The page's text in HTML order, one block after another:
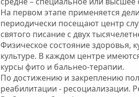
На первом этапе применяется
периодически посещают центр
святого писание с двух
Физическое состояние здоровья,
культуре. В каждом центре
курсы фито и бальнео-терапии.
По достижению и закреплению
реабилитации - ресоциализации.